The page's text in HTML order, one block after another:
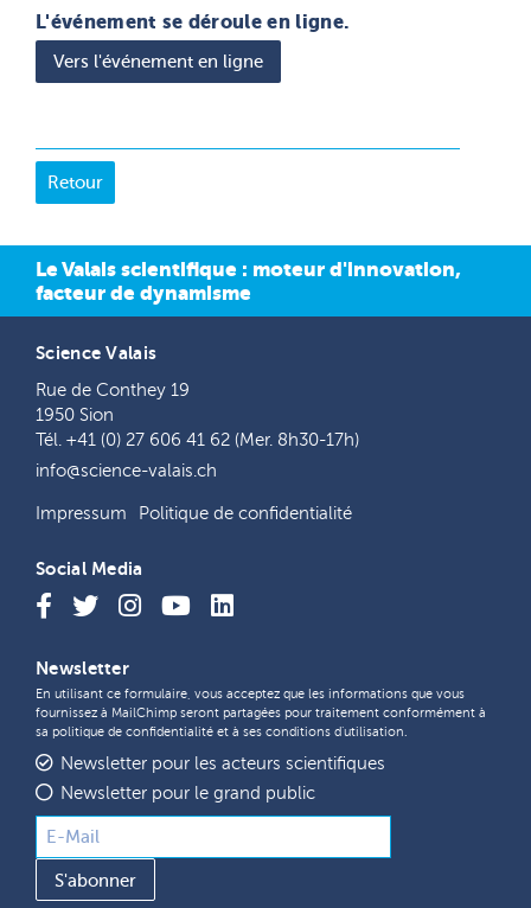
L'événement se déroule en ligne.
Vers l'événement en ligne
Le Valais scientifique : moteur d'innovation,
facteur de dynamisme
Science Valais
Rue de Conthey 19
1950 Sion
Tél. +41 (0) 27 606 41 62 (Mer. 8h30-17h)
info@science-valais.ch
Impressum Politique de confidentialité
Social Media
Newsletter
En utilisant ce formulaire, vous acceptez que les informations que vous
fournissez à MailChimp seront partagées pour traitement conformément à
sa politique de confidentialité et à ses conditions d'utilisation.
Newsletter pour les acteurs scientifiques
Newsletter pour le grand public